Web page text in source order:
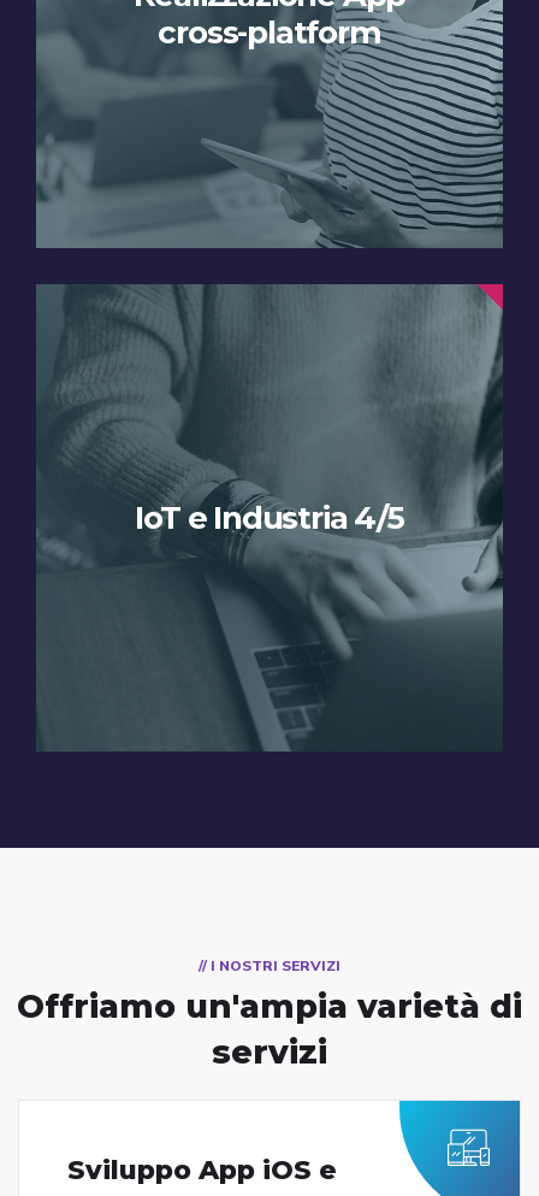
cross-platform
IoT e Industria 4/5
// I NOSTRI SERVIZI
Offriamo un'ampiavarietà di
servizi
Sviluppo App iOS e